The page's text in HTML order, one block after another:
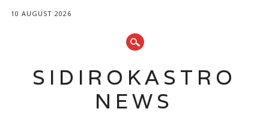
10 AUGUST 2026
SIDIROKASTRO
NEWS